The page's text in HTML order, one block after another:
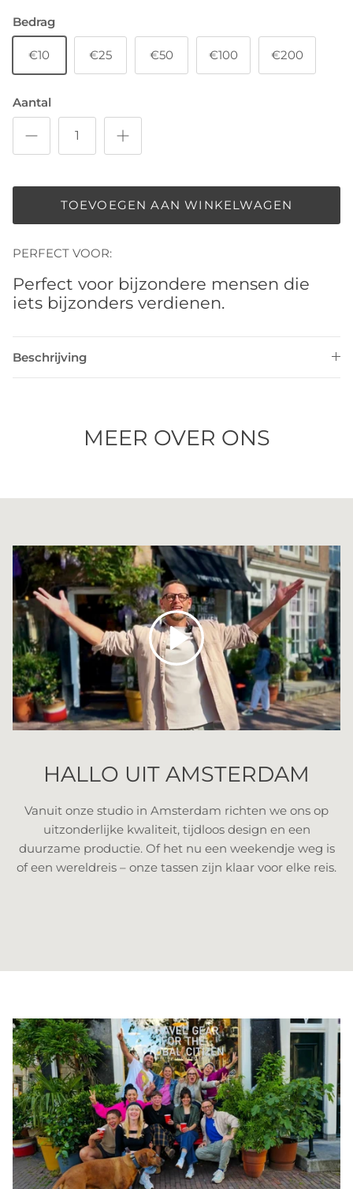
Bedrag
€10 €25 €50 €100 €200
Aantal
TOEVOEGEN AAN WINKELWAGEN
PERFECT VOOR:
Perfect voor bijzondere mensen die
iets bijzonders verdienen.
Beschrijving
MEER OVER ONS
Spelen
HALLO UIT AMSTERDAM
Vanuit onze studio in Amsterdam richten we ons op
uitzonderlijke kwaliteit, tijdloos design en een
duurzame productie. Of het nu een weekendje weg is
of een wereldreis – onze tassen zijn klaar voor elke reis.